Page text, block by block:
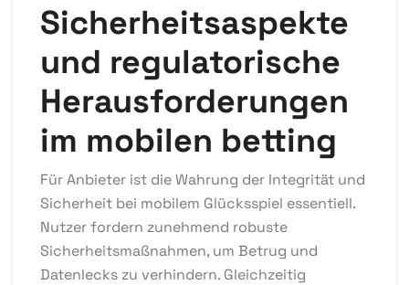
Sicherheitsaspekte
und regulatorische
Herausforderungen
im mobilen betting
Für Anbieter ist die Wahrung der Integrität und
Sicherheit bei mobilem Glücksspiel essentiell.
Nutzer fordern zunehmend robuste
Sicherheitsmaßnahmen, um Betrug und
Datenlecks zu verhindern. Gleichzeitig